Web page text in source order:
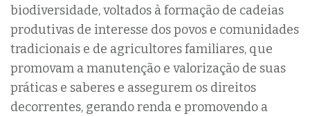
biodiversidade, voltados à formação de cadeias
produtivas de interesse dos povos e comunidades
tradicionais e de agricultores familiares, que
promovam a manutenção e valorização de suas
práticas e saberes e assegurem os direitos
decorrentes, gerando renda e promovendo a